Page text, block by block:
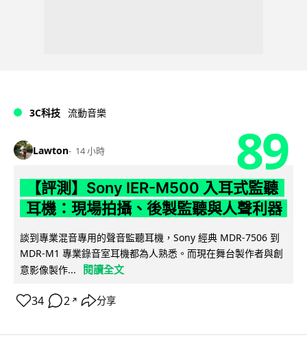
3C科技 流動音樂
Lawton 14 小時 89
【評測】Sony IER-M500 入耳式監聽
耳機：現場拍攝、後製監聽與人聲利器
談到專業混音專用的聲音監聽耳機，Sony 經典 MDR-7506 到
MDR-M1 專業錄音室耳機都為人熟悉。而現在舞台製作者與創
意影像製作...
閱讀全文
34 2 ↗ 分享